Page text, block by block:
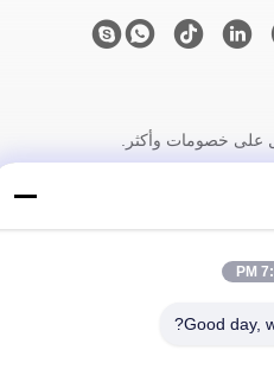
على خصومات وأكثر.
Good day,